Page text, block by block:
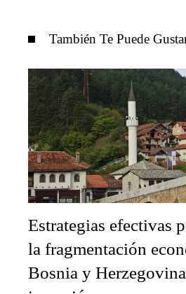
También Te Puede
Estrategias efectivas
la fragmentación
Bosnia y